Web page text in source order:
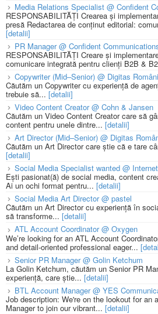
Media Relations Specialist @ Confident
RESPONSABILITĂȚI Crearea și
presă Redactarea de conținut editorial:
[detalii]
PR Manager @ Confident
RESPONSABILITĂȚI Creare și
comunicare integrată pentru clienți B2B &
Copywriter (Mid–Senior) @ Digitas
Căutăm un Copywriter cu experiență de
trebuie să... [detalii]
Video Content Creator @ Cohn & Jansen
Căutăm un Video Content Creator care să
content pentru unele dintre... [detalii]
Art Director (Mid–Senior) @ Digitas
Căutăm un Art Director care știe că e tare
[detalii]
Social Media Specialist wanted @
Ești pasionat(ă) de social media, content
Ai un ochi format pentru... [detalii]
Social Media Art Director @ pastel
Căutăm un Art Director cu experiență în
să transforme... [detalii]
ATL Account Coordinator @ Oxygen
We’re looking for an ATL Account
and detail-oriented professional eager...
Senior PR Manager @ Golin Ketchum
La Golin Ketchum, căutăm un Senior PR
experiență, care știe... [detalii]
BTL Account Manager @ YES
Job description: We're on the lookout for an
Manager to join our vibrant... [detalii]